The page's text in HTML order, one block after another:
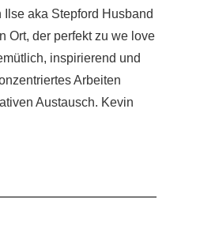
aka Stepford Husband
Ort, der perfekt zu we love
inspirierend und
Arbeiten
Austausch. Kevin